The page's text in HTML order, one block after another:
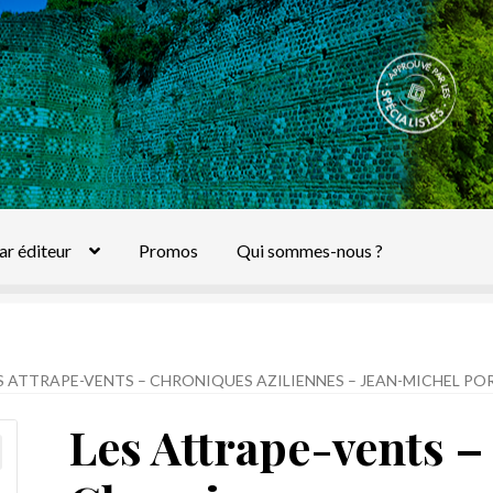
éditeur Promos Qui sommes-nous ?
ATTRAPE-VENTS – CHRONIQUES AZILIENNES – JEAN-MICHEL
Les Attrape-vents –